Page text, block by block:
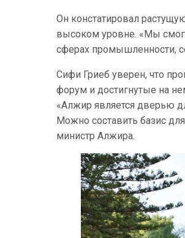
Он констатировал
высоком уровне. «Мы
сферах промышленности,
Сифи Гриеб уверен, что
форум и достигнутые на
«Алжир является дверью
Можно составить базис
министр Алжира.